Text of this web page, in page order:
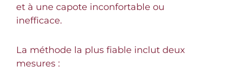
et à une capote inconfortable ou
inefficace.
La méthode la plus fiable inclut deux
mesures :